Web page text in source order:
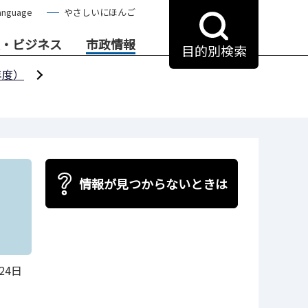
やさしいにほんご
ビジネス 市政情報 目的別検索
）
日
情報が見つからないときは